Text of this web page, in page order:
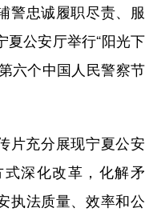
警忠诚履职尽责、服
公安厅举行“阳光下
六个中国人民警察节
充分展现宁夏公安
深化改革，化解矛
执法质量、效率和公